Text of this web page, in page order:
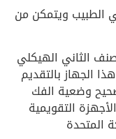
الطبيب ويتمكن من
الثاني الهيكلي
الجهاز بالتقديم
وضعية الفك
التقويمية
المتحدة